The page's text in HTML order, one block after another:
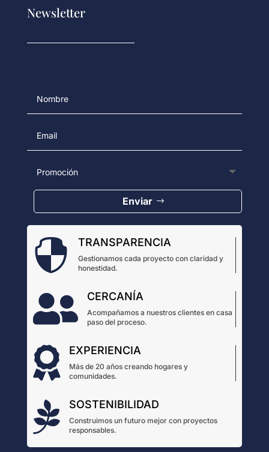
Newsletter
Enviar
 TRANSPARENCIA
Gestionamos cada proyecto con claridad y
honestidad.
 CERCANÍA
Acompañamos a nuestros clientes en casa
paso del proceso.
 EXPERIENCIA
Más de 20 años creando hogares y
comunidades.
 SOSTENIBILIDAD
Construimos un futuro mejor con proyectos
responsables.